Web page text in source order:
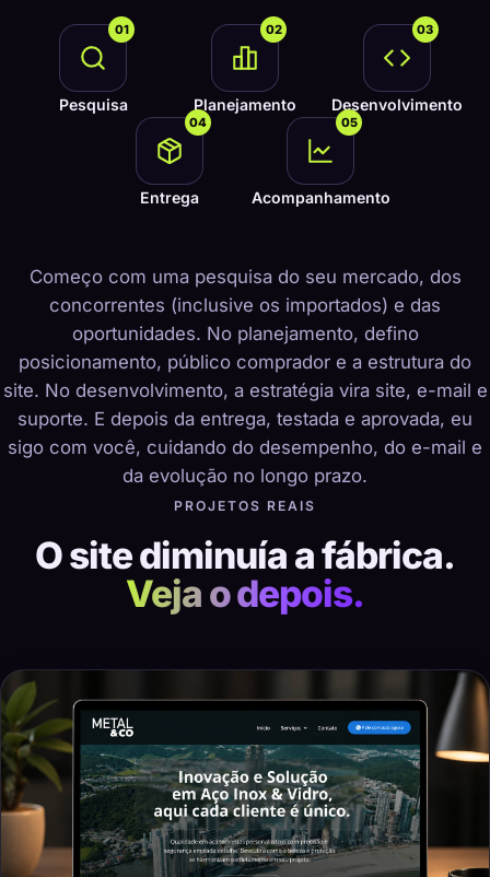
01
Pesquisa
02
Planejamento
03
Desenvolvimento
04
Entrega
05
Acompanhamento
Começo com uma pesquisa do seu mercado, dos
concorrentes (inclusive os importados) e das
oportunidades. No planejamento, defino
posicionamento, público comprador e a estrutura do
site. No desenvolvimento, a estratégia vira site, e-mail e
suporte. E depois da entrega, testada e aprovada, eu
sigo com você, cuidando do desempenho, do e-mail e
da evolução no longo prazo.
PROJETOS REAIS
O site diminuía a fábrica.
Veja o depois.